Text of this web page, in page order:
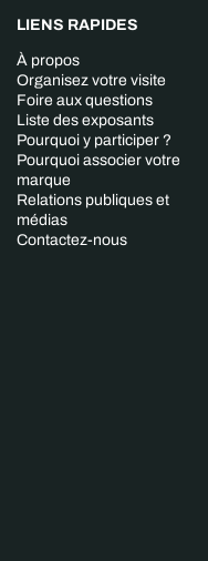
LIENS RAPIDES
À propos
Organisez votre visite
Foire aux questions
Liste des exposants
Pourquoi y participer ?
Pourquoi associer votre
marque
Relations publiques et
médias
Contactez-nous